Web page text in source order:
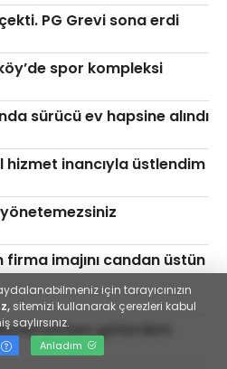
PG Grevi sona erdi
spor kompleksi
sürücü ev hapsine alındı
hizmet inancıyla üstlendim
yönetemezsiniz
imajını candan üstün
ben götürdüm
için tarayıcınızın
sitemizi kullanarak çerezleri kabul
saylırsınız.
Anladım